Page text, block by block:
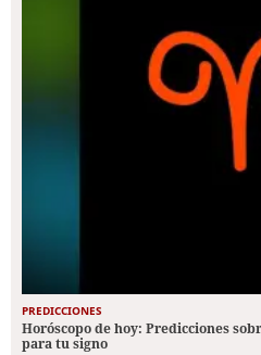
PREDICCIONES
Horóscopo de hoy: Predicciones
para tu signo